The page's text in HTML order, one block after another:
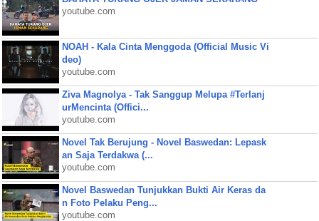
youtube.com
NOAH - Kala Cinta Menggoda (Official Music Vi
deo)
youtube.com
Ziva Magnolya - Tak Sanggup Melupa #Terlanj
urMencinta (Offici...
youtube.com
Novel Tak Berujung - Novel Baswedan: Lepask
an Saja Terdakwa (...
youtube.com
Novel Baswedan Tunjukkan Bukti Air Keras da
n Foto Pelaku Peng...
youtube.com